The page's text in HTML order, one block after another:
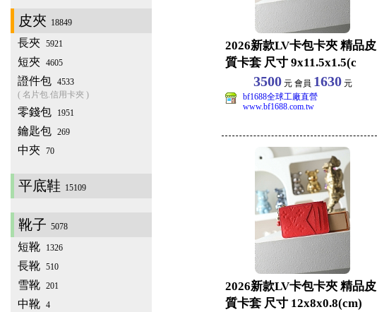
皮夾 18849
長夾 5921
短夾 4605
證件包 4533
( 名片包.信用卡夾 )
零錢包 1951
鑰匙包 269
中夾 70
平底鞋 15109
靴子 5078
短靴 1326
長靴 510
雪靴 201
中靴 4
2026新款LV卡包卡夾 精品皮
質卡套 尺寸 9x11.5x1.5(c
3500元 會員 1630元
bf1688全球工廠直營
www.bf1688.com.tw
2026新款LV卡包卡夾 精品皮
質卡套 尺寸 12x8x0.8(cm)